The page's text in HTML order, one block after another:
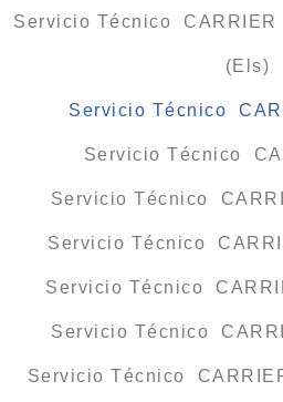
Servicio Técnico
(Els)
Servicio Técnico
Servicio Técnico
Servicio Técnico
Servicio Técnico
Servicio Técnico
Servicio Técnico
Servicio Técnico